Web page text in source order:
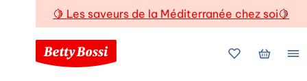
🍋 Les saveurs de la Méditerranée chez soi🍋
Mes favoris
Mon